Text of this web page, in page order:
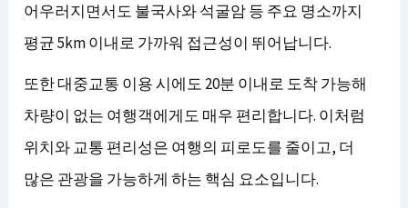
어우러지면서도 불국사와 석굴암 등 주요 명소까지
평균 5km 이내로 가까워 접근성이 뛰어납니다.
또한 대중교통 이용 시에도 20분 이내로 도착 가능해
차량이 없는 여행객에게도 매우 편리합니다. 이처럼
위치와 교통 편리성은 여행의 피로도를 줄이고, 더
많은 관광을 가능하게 하는 핵심 요소입니다.